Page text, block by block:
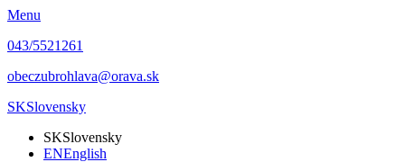
Menu
043/5521261
obeczubrohlava@orava.sk
SKSlovensky
SKSlovensky
ENEnglish